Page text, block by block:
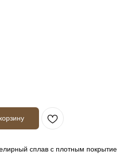
сплав с плотным